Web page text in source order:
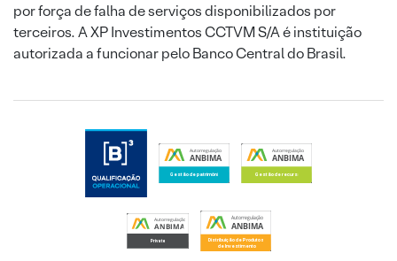
por força de falha de serviços disponibilizados por
terceiros. A XP Investimentos CCTVM S/A é instituição
autorizada a funcionar pelo Banco Central do Brasil.